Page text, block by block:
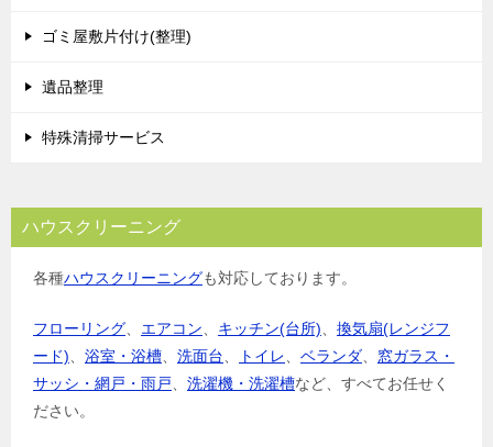
ゴミ屋敷片付け(整理)
遺品整理
特殊清掃サービス
ハウスクリーニング
各種ハウスクリーニングも対応しております。
フローリング、 エアコン、 キッチン(台所)、 換気扇(レンジフ
ード)、 浴室・浴槽、 洗面台、 トイレ、 ベランダ、 窓ガラス・
サッシ・網戸・雨戸、 洗濯機・洗濯槽など、すべてお任せく
ださい。